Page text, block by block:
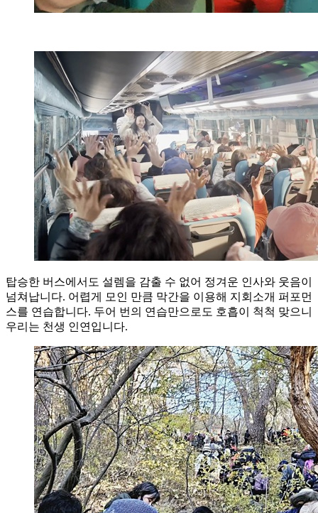
탑승한 버스에서도 설렘을 감출 수 없어 정겨운 인사와 웃음이
넘쳐납니다. 어렵게 모인 만큼 막간을 이용해 지회소개 퍼포먼
스를 연습합니다. 두어 번의 연습만으로도 호흡이 척척 맞으니
우리는 천생 인연입니다.